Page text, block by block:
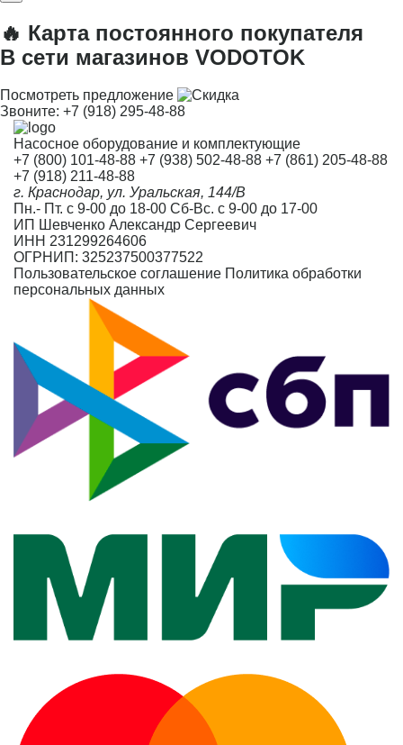
🔥 Карта постоянного покупателя
В сети магазинов VODOTOK
Посмотреть предложение
Звоните: +7 (918) 295-48-88
Насосное оборудование и комплектующие
+7 (800) 101-48-88 +7 (938) 502-48-88 +7 (861) 205-48-88
+7 (918) 211-48-88
г. Краснодар, ул. Уральская, 144/В
Пн.- Пт. с 9-00 до 18-00 Сб-Вс. с 9-00 до 17-00
ИП Шевченко Александр Сергеевич
ИНН 231299264606
ОГРНИП: 325237500377522
Пользовательское соглашение Политика обработки
персональных данных